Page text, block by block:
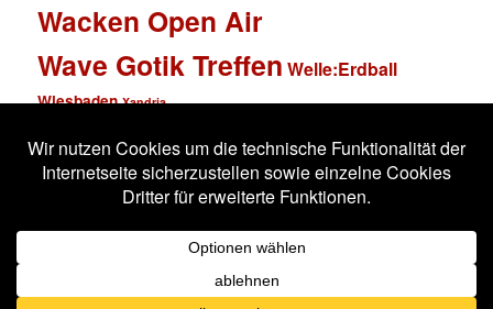
Wacken Open Air
Wave Gotik Treffen Welle:Erdball
Wiesbaden Xandria
Impressum
Stolz präsentiert von WordPress